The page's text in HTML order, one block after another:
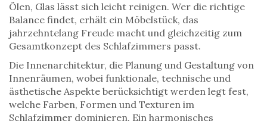
Ölen, Glas lässt sich leicht reinigen. Wer die richtige
Balance findet, erhält ein Möbelstück, das
jahrzehntelang Freude macht und gleichzeitig zum
Gesamtkonzept des Schlafzimmers passt.
Die Innenarchitektur, die Planung und Gestaltung von
Innenräumen, wobei funktionale, technische und
ästhetische Aspekte berücksichtigt werden legt fest,
welche Farben, Formen und Texturen im
Schlafzimmer dominieren. Ein harmonisches